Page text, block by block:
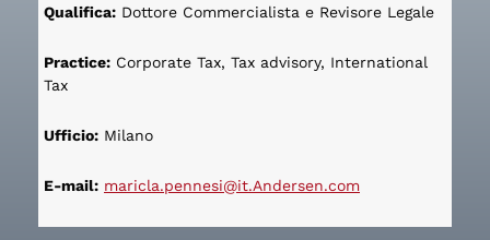
Qualifica: Dottore Commercialista e Revisore Legale
Practice: Corporate Tax, Tax advisory, International
Tax
Ufficio: Milano
E-mail: maricla.pennesi@it.Andersen.com